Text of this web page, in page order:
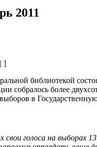
2011
| ]
библиотекой
собралось более
в
голоса на выборах